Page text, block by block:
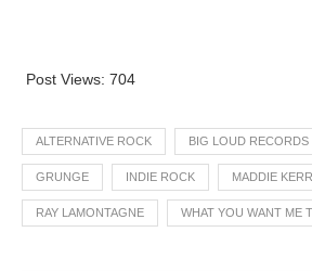
Post Views: 704
ALTERNATIVE ROCK BIG LOUD RECORDS
GRUNGE INDIE ROCK MADDIE KERR
RAY LAMONTAGNE WHAT YOU WANT ME